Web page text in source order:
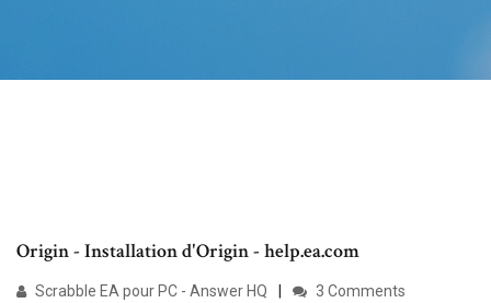
Origin - Installation d'Origin - help.ea.com
Scrabble EA pour PC - Answer HQ 3 Comments